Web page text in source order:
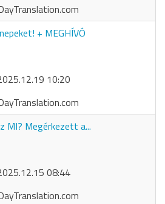
+ MEGHÍVÓ
10:20
MI? Megérkezett a...
08:44